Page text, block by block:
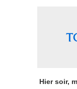
Hier soir,